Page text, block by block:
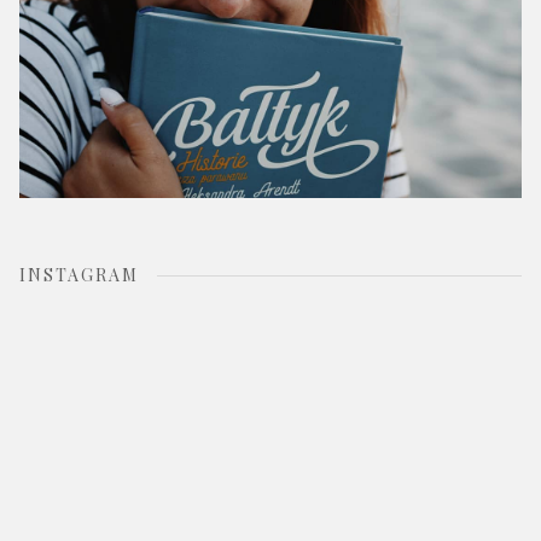
INSTAGRAM